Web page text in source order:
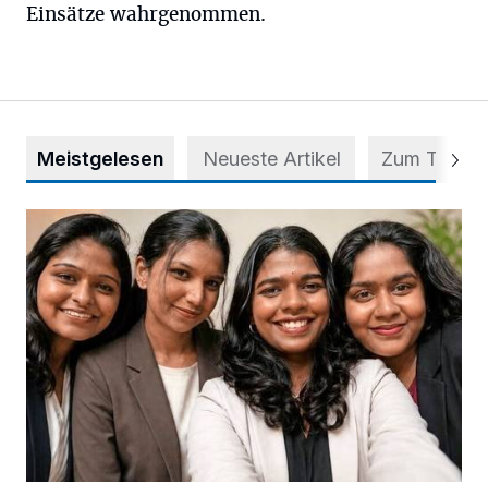
Einsätze wahrgenommen.
Meistgelesen Neueste Artikel Zum Thema
Nach Betrug: Azubis der Diakonie hoffen auf Hilfe